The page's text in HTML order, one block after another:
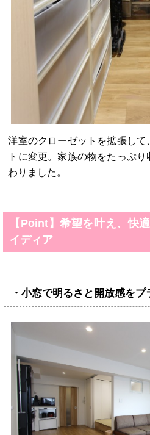
洋室のクローゼットを拡張し
トに変更。家族の物をたっぷ
わりました。
【Point】希望を叶え、快
イディア
・小窓で明るさと開放感をプ